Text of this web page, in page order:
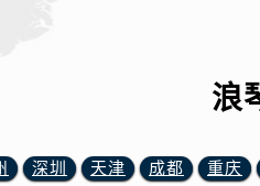
古自治区鄂尔多斯市东胜区伊金
古自治区通辽市科尔沁区明仁大
古自治区乌海市海勃湾区人民南
自治区锡林郭勒盟市锡林浩特
浪
深圳 天津 成都 重庆